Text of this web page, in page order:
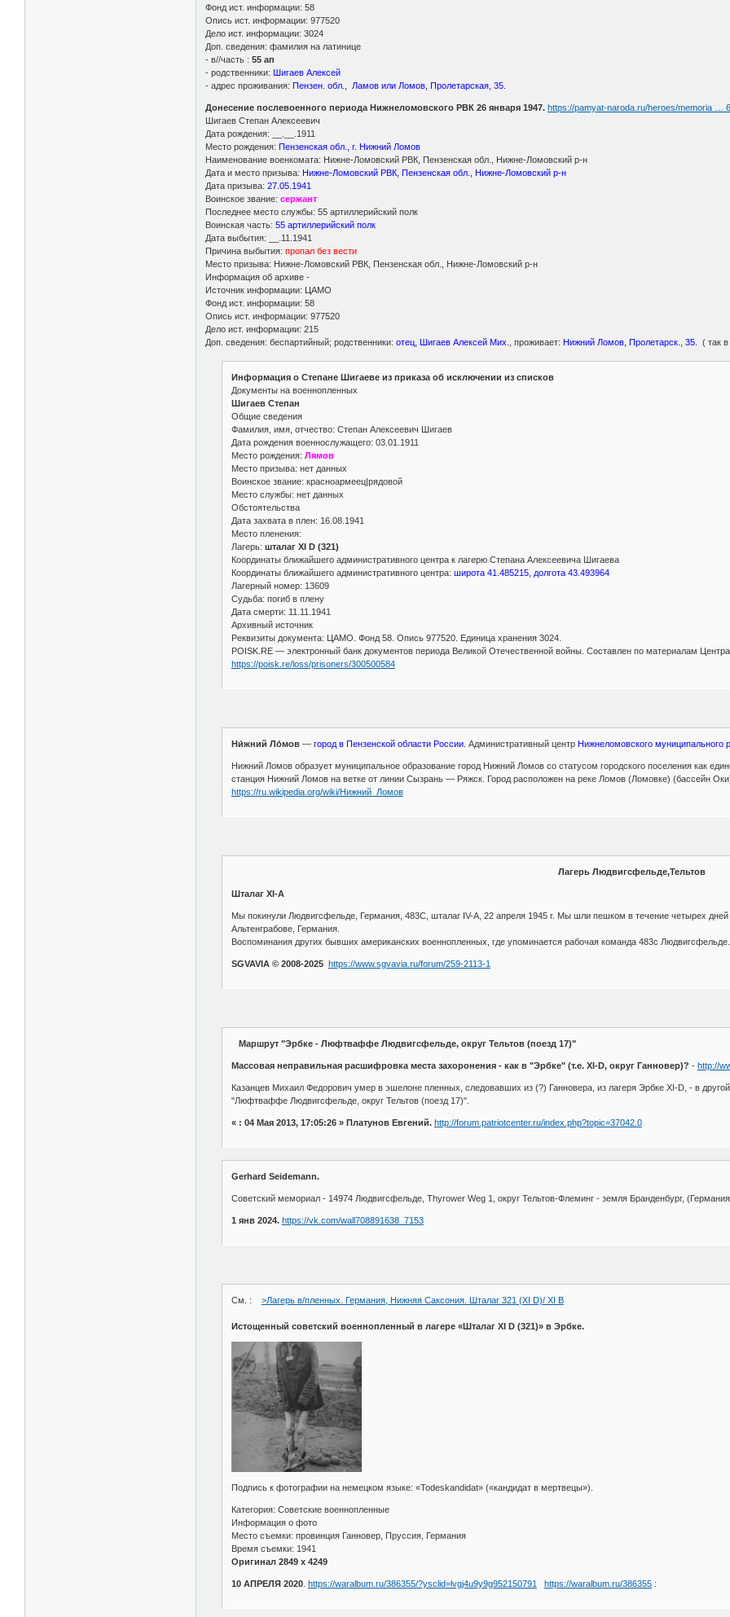
Фонд ист. информации: 58
Опись ист. информации: 977520
Дело ист. информации: 3024
Доп. сведения: фамилия на латинице
- в//часть :55 ап
- родственники: Шигаев Алексей
- адрес проживания:Пензен. обл., Ламов или Ломов, Пролетарская, 35.
Донесение послевоенного периода Нижнеломовского РВК 26 января 1947. https://pamyat-naroda.ru/heroes/memoria …
Шигаев Степан Алексеевич
Дата рождения: __.__.1911
Место рождения:Пензенская обл., г. Нижний Ломов
Наименование военкомата: Нижне-Ломовский РВК, Пензенская обл., Нижне-Ломовский р-н
Дата и место призыва: Нижне-Ломовский РВК, Пензенская обл., Нижне-Ломовский р-н
Дата призыва:27.05.1941
Воинское звание: сержант
Последнее место службы: 55 артиллерийский полк
Воинская часть: 55 артиллерийский полк
Дата выбытия: __.11.1941
Причина выбытия:пропал без вести
Место призыва: Нижне-Ломовский РВК, Пензенская обл., Нижне-Ломовский р-н
Информация об архиве -
Источник информации: ЦАМО
Фонд ист. информации: 58
Опись ист. информации: 977520
Дело ист. информации: 215
Доп. сведения: беспартийный; родственники:отец, Шигаев Алексей Мих. , проживает: Нижний Ломов, Пролетарск., 35. ( так
Информация о Степане Шигаеве из приказа об исключении из списков
Документы на военнопленных
Шигаев Степан
Общие сведения
Фамилия, имя, отчество: Степан Алексеевич Шигаев
Дата рождения военнослужащего: 03.01.1911
Место рождения: Лямов
Место призыва: нет данных
Воинское звание: красноармеец|рядовой
Место службы: нет данных
Обстоятельства
Дата захвата в плен: 16.08.1941
Место пленения:
Лагерь: шталаг XI D (321)
Координаты ближайшего административного центра к лагерю Степана Алексеевича Шигаева
Координаты ближайшего административного центра: широта 41.485215, долгота 43.493964
Лагерный номер: 13609
Судьба: погиб в плену
Дата смерти: 11.11.1941
Архивный источник
Реквизиты документа: ЦАМО. Фонд 58. Опись 977520. Единица хранения 3024.
POISK.RE — электронный банк документов периода Великой Отечественной войны. Составлен по материалам
https://poisk.re/loss/prisoners/300500584
Ни́жний Ло́мов— город в Пензенской области России. Административный центрНижнеломовского муниципального
Нижний Ломов образует муниципальное образование город Нижний Ломов со статусом городского поселения как
станция Нижний Ломов на ветке от линии Сызрань — Ряжск. Город расположен на реке Ломов (Ломовке) (бассейн
https://ru.wikipedia.org/wiki/Нижний_Ломов
Лагерь Людвигсфельде,Тельтов
Шталаг XI-A
Мы покинули Людвигсфельде, Германия, 483C, шталаг IV-A, 22 апреля 1945 г. Мы шли пешком в течение четырех
Альтенграбове, Германия.
Воспоминания других бывших американских военнопленных, где упоминается рабочая команда 483c Людвигсфельде.
SGVAVIA © 2008-2025 https://www.sgvavia.ru/forum/259-2113-1
Маршрут "Эрбке - Люфтваффе Людвигсфельде, округ Тельтов (поезд 17)"
Массовая неправильная расшифровка места захоронения - как в "Эрбке" (т.е. XI-D, округ Ганновер)? - http://
Казанцев Михаил Федорович умер в эшелоне пленных, следовавших из (?) Ганновера, из лагеря Эрбке XI-D, - в
"Люфтваффе Людвигсфельде, округ Тельтов (поезд 17)".
« : 04 Мая 2013, 17:05:26 » Платунов Евгений. http://forum.patriotcenter.ru/index.php?topic=37042.0
Gerhard Seidemann.
Советский мемориал - 14974 Людвигсфельде, Thyrower Weg 1, округ Тельтов-Флеминг - земля Бранденбург,
1 янв 2024. https://vk.com/wall708891638_7153
См. : >Лагерь в/пленных. Германия, Нижняя Саксония. Шталаг 321 (XI D)/ XI В
Истощенный советский военнопленный в лагере «Шталаг XI D (321)» в Эрбке.
Подпись к фотографии на немецком языке: «Todeskandidat» («кандидат в мертвецы»).
Категория: Советские военнопленные
Информация о фото
Место съемки: провинция Ганновер, Пруссия, Германия
Время съемки: 1941
Оригинал 2849 x 4249
10 АПРЕЛЯ 2020. https://waralbum.ru/386355/?ysclid=lvgj4u9y9g952150791 https://waralbum.ru/386355: